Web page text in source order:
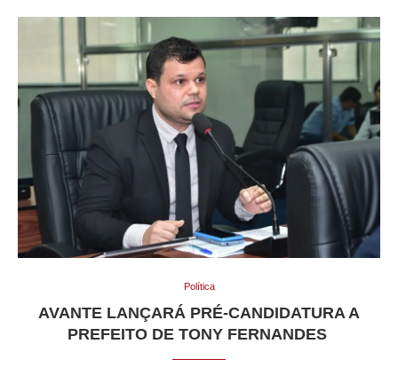
Política
AVANTE LANÇARÁ PRÉ-CANDIDATURA A
PREFEITO DE TONY FERNANDES